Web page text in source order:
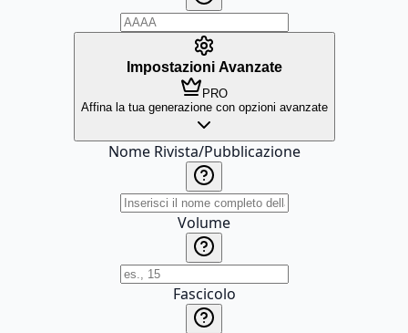
Impostazioni Avanzate
PRO
Affina la tua generazione con opzioni avanzate
Nome Rivista/Pubblicazione
Volume
Fascicolo